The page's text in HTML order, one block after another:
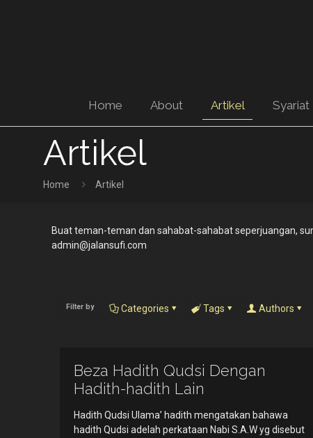
Home About Artikel Syariat
Artikel
Home Artikel
Buat teman-teman dan sahabat-sahabat seperjuangan,
admin@jalansufi.com
Filter by Categories Tags Authors
Beza Hadith Qudsi Dengan
Hadith-hadith Lain
Hadith Qudsi Ulama’ hadith mengatakan bahawa
hadith Qudsi adelah perkataan Nabi S.A.W yg disebut